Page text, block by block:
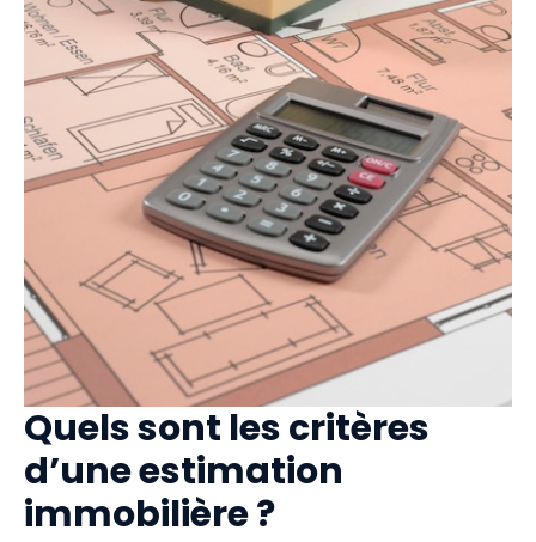
Quels sont les critères
d’une estimation
immobilière ?